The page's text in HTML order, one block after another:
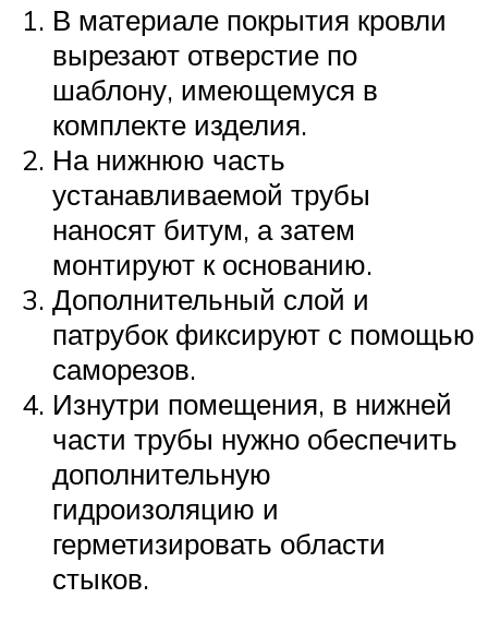
В материале покрытия кровли
вырезают отверстие по
шаблону, имеющемуся в
комплекте изделия.
На нижнюю часть
устанавливаемой трубы
наносят битум, а затем
монтируют к основанию.
Дополнительный слой и
патрубок фиксируют с помощью
саморезов.
Изнутри помещения, в нижней
части трубы нужно обеспечить
дополнительную
гидроизоляцию и
герметизировать области
стыков.